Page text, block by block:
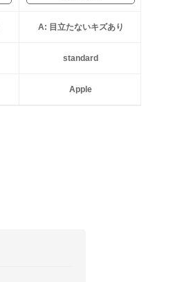
A: 目立たないキズあり
standard
Apple